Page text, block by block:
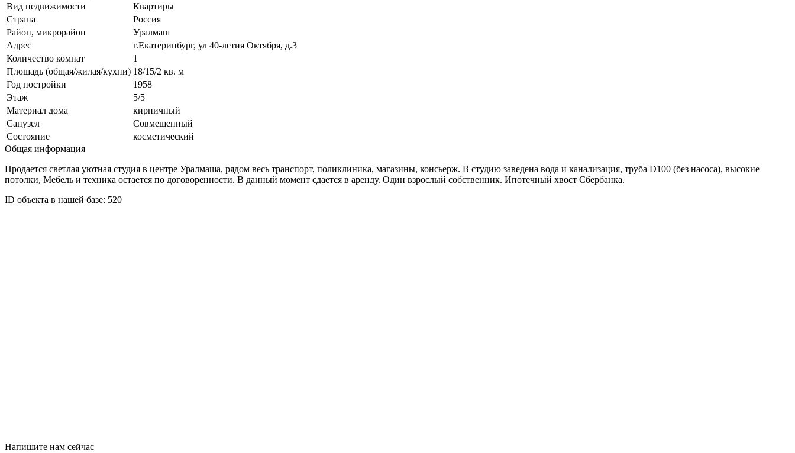
Вид недвижимости
Квартиры
Страна
Россия
Район, микрорайон
Уралмаш
Адрес
г.Екатеринбург, ул 40-летия Октября, д.3
Количество комнат
1
Площадь (общая/жилая/кухни) 18/15/2 кв. м
Год постройки
1958
Этаж
5/5
Материал дома
кирпичный
Санузел
Совмещенный
Состояние
косметический
Общая информация
Продается светлая уютная студия в центре Уралмаша, рядом весь транспорт, поликлиника, магазины, консьерж. В студию заведена вода и канализация, труба D100 (без насоса), высокие
потолки, Мебель и техника остается по договоренности. В данный момент сдается в аренду. Один взрослый собственник. Ипотечный хвост Сбербанка.
ID объекта в нашей базе: 520
Напишите нам сейчас